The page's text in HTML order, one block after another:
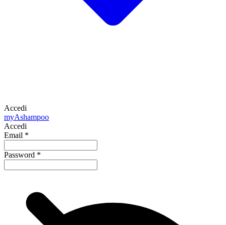
Accedi
myAshampoo
Accedi
Email *
Password *